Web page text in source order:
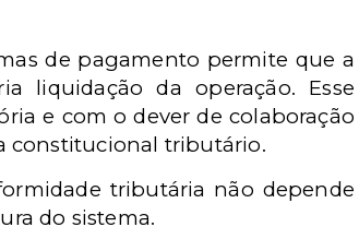
de pagamento permite que a
liquidação da operação. Esse
e com o dever de colaboração
constitucional tributário.
tributária não depende
do sistema.